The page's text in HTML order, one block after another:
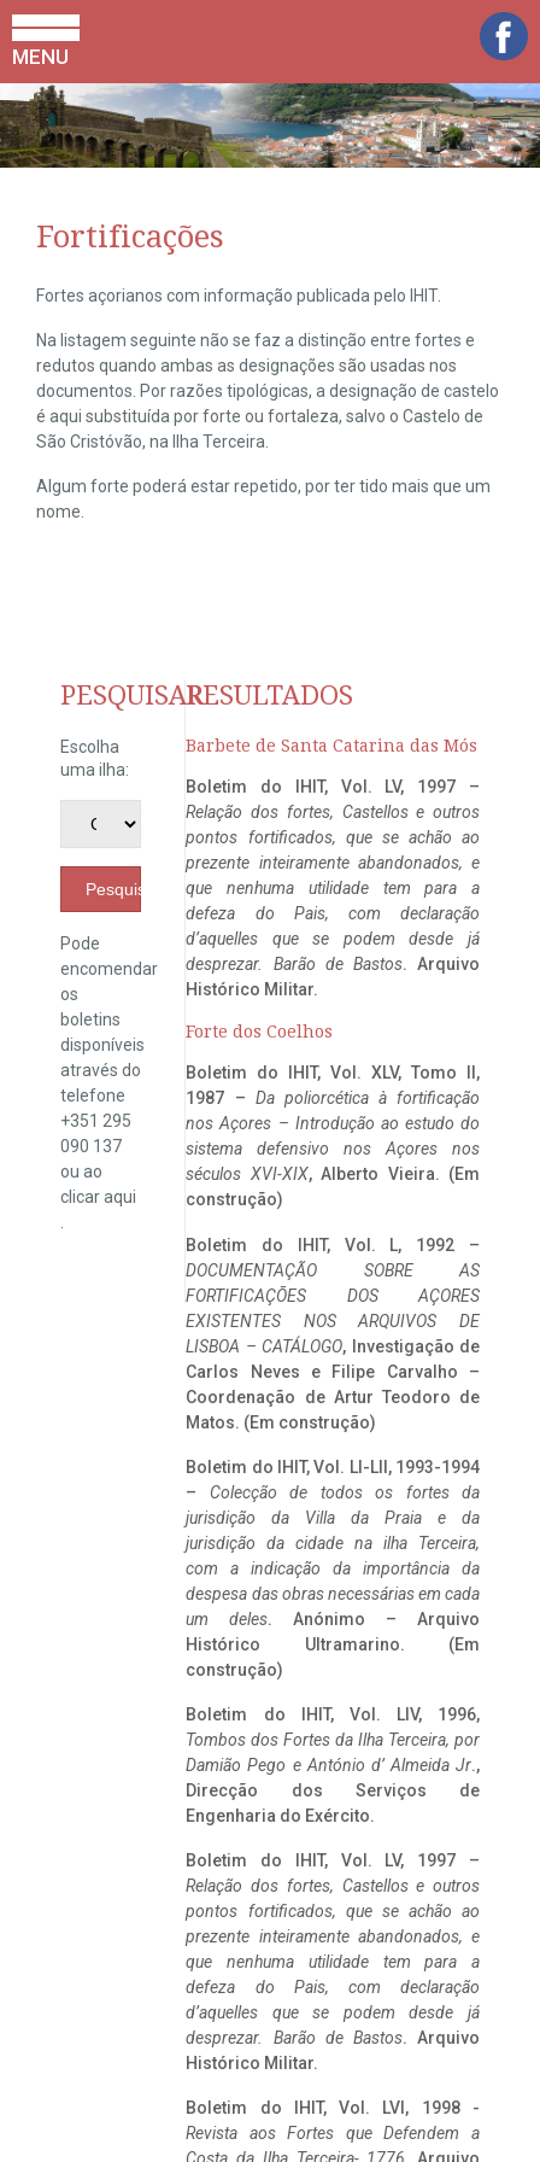
MENU
Fortificações
Fortes açorianos com informação publicada pelo IHIT.
Na listagem seguinte não se faz a distinção entre fortes e
redutos quando ambas as designações são usadas nos
documentos. Por razões tipológicas, a designação de castelo
é aqui substituída por forte ou fortaleza, salvo o Castelo de
São Cristóvão, na Ilha Terceira.
Algum forte poderá estar repetido, por ter tido mais que um
nome.
PESQUISAR
Escolha
uma ilha:
Pesquisar
Pode
encomendar
os
boletins
disponíveis
através do
telefone
+351 295
090 137
ou ao
clicaraqui
RESULTADOS
Barbete de Santa Catarina das Mós
Boletim do IHIT, Vol. LV, 1997 –
Relação dos fortes, Castellos e outros
pontos fortificados, que se achão ao
prezente inteiramente abandonados, e
que nenhuma utilidade tem para a
defeza do Pais, com declaração
d’aquelles que se podem desde já
desprezar. Barão de Bastos. Arquivo
Histórico Militar.
Forte dos Coelhos
Boletim do IHIT, Vol. XLV, Tomo II,
1987 – Da poliorcética à fortificação
nos Açores – Introdução ao estudo do
sistema defensivo nos Açores nos
séculos XVI-XIX, Alberto Vieira. (Em
construção)
Boletim do IHIT, Vol. L, 1992 –
DOCUMENTAÇÃO SOBRE AS
FORTIFICAÇÕES DOS AÇORES
EXISTENTES NOS ARQUIVOS DE
LISBOA – CATÁLOGO, Investigação de
Carlos Neves e Filipe Carvalho –
Coordenação de Artur Teodoro de
Matos. (Em construção)
Boletim do IHIT, Vol. LI-LII, 1993-1994
– Colecção de todos os fortes da
jurisdição da Villa da Praia e da
jurisdição da cidade na ilha Terceira,
com a indicação da importância da
despesa das obras necessárias em cada
um deles. Anónimo – Arquivo
Histórico Ultramarino. (Em
construção)
Boletim do IHIT, Vol. LIV, 1996,
Tombos dos Fortes da Ilha Terceira, por
Damião Pego e António d’ Almeida Jr.,
Direcção dos Serviços de
Engenharia do Exército.
Boletim do IHIT, Vol. LV, 1997 –
Relação dos fortes, Castellos e outros
pontos fortificados, que se achão ao
prezente inteiramente abandonados, e
que nenhuma utilidade tem para a
defeza do Pais, com declaração
d’aquelles que se podem desde já
desprezar. Barão de Bastos. Arquivo
Histórico Militar.
Boletim do IHIT, Vol. LVI, 1998 -
Revista aos Fortes que Defendem a